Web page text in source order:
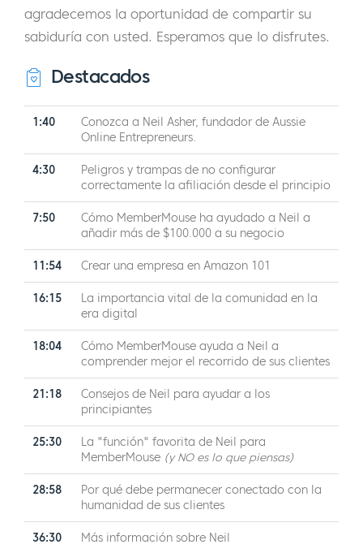
agradecemos la oportunidad de compartir su
sabiduría con usted. Esperamos que lo disfrutes.
Destacados
1:40
Conozca a Neil Asher, fundador de Aussie
Online Entrepreneurs.
4:30
Peligros y trampas de no configurar
correctamente la afiliación desde el principio
7:50
Cómo MemberMouse ha ayudado a Neil a
añadir más de $100.000 a su negocio
11:54 Crear una empresa en Amazon 101
16:15
La importancia vital de la comunidad en la
era digital
18:04
Cómo MemberMouse ayuda a Neil a
comprender mejor el recorrido de sus clientes
21:18
Consejos de Neil para ayudar a los
principiantes
25:30
La "función" favorita de Neil para
MemberMouse (y NO es lo que piensas)
28:58
Por qué debe permanecer conectado con la
humanidad de sus clientes
36:30 Más información sobre Neil